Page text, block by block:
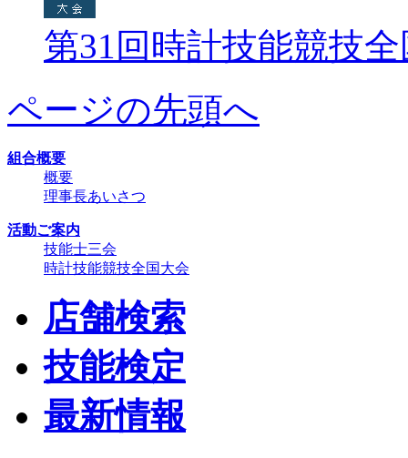
第31回時計技能競技
ページの先頭へ
組合概要
概要
理事長あいさつ
活動ご案内
技能士三会
時計技能競技全国大会
店舗検索
技能検定
最新情報